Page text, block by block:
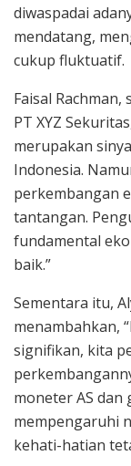
diwaspadai
mendatang,
cukup fluktuatif.
Faisal
PT XYZ
merupakan
Indonesia.
perkembangan
tantangan.
fundamental
baik.”
Sementara itu,
menambahkan,
signifikan, kita
moneter AS
mempengaruhi
kehati-hatian